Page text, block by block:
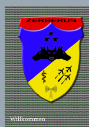
Willkommen